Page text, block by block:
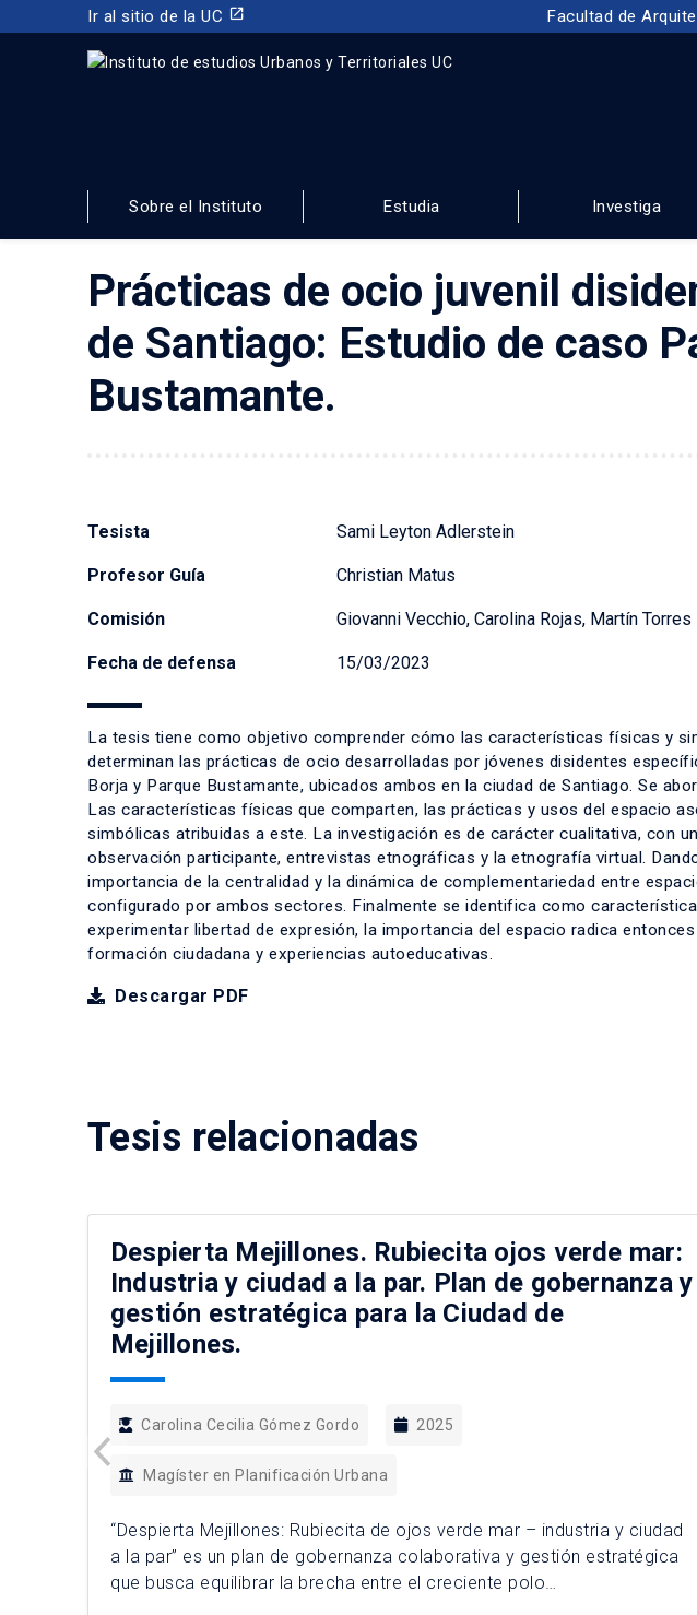
Ir al sitio de la UC launch Facultad de
Y TERRITORIALES
FACULTAD DE ARQUITECTURA, DISEÑO Y ESTUDIOS URBANOS
Sobre el Instituto Estudia Investiga
Prácticas de ocio juvenil
de Santiago: Estudio de caso
Bustamante.
Tesista Sami Leyton Adlerstein
Profesor Guía Christian Matus
Comisión Giovanni Vecchio, Carolina Rojas, Martín Torres
Fecha de defensa 15/03/2023
La tesis tiene como objetivo comprender cómo las características físicas y
determinan las prácticas de ocio desarrolladas por jóvenes disidentes
Borja y Parque Bustamante, ubicados ambos en la ciudad de Santiago. Se
Las características físicas que comparten, las prácticas y usos del espacio
simbólicas atribuidas a este. La investigación es de carácter cualitativa, con
observación participante, entrevistas etnográficas y la etnografía virtual.
importancia de la centralidad y la dinámica de complementariedad entre
configurado por ambos sectores. Finalmente se identifica como
experimentar libertad de expresión, la importancia del espacio radica
formación ciudadana y experiencias autoeducativas.
Descargar PDF
Tesis relacionadas
Despierta Mejillones. Rubiecita ojos verde mar:
Industria y ciudad a la par. Plan de gobernanza y
gestión estratégica para la Ciudad de
Mejillones.
Carolina Cecilia Gómez Gordo 2025
Magíster en Planificación Urbana
“Despierta Mejillones: Rubiecita de ojos verde mar – industria y ciudad
a la par” es un plan de gobernanza colaborativa y gestión estratégica
que busca equilibrar la brecha entre el creciente polo